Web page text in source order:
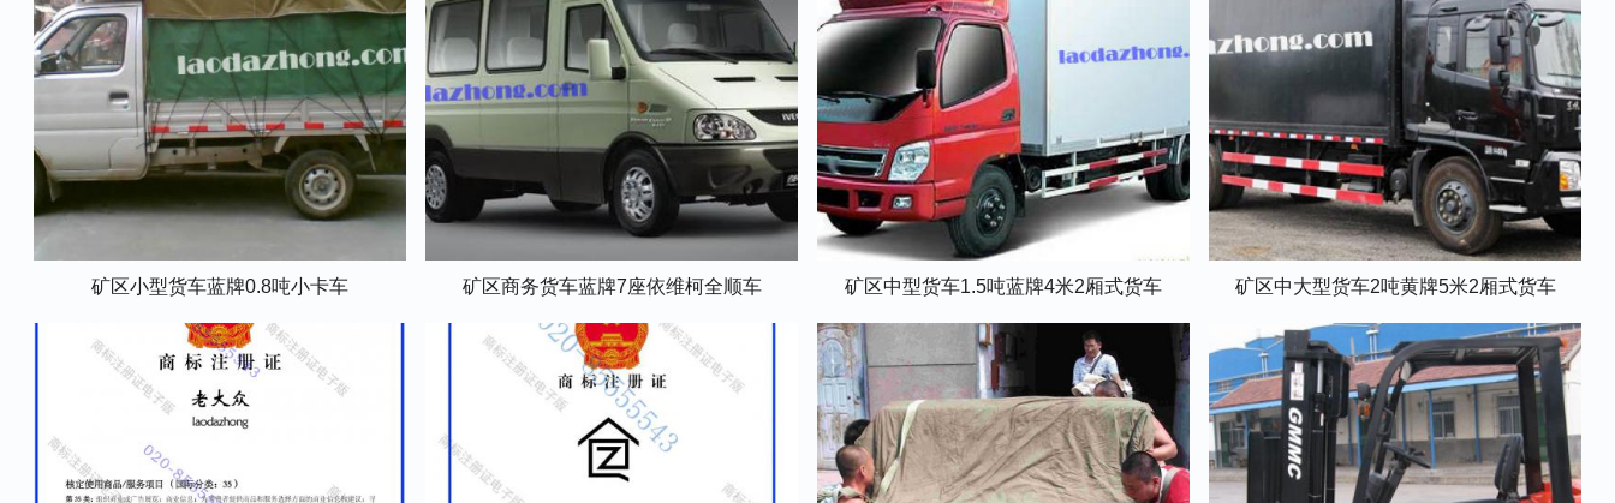
矿区小型货车蓝牌0.8吨小卡车 矿区商务货车蓝牌7座依维柯全顺车 矿区中型货车1.5吨蓝牌4米2厢式货车 矿区中大型货车2吨黄牌5米2厢式货车